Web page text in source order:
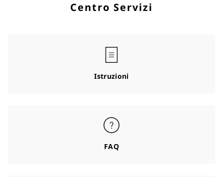
Centro Servizi
Istruzioni
FAQ